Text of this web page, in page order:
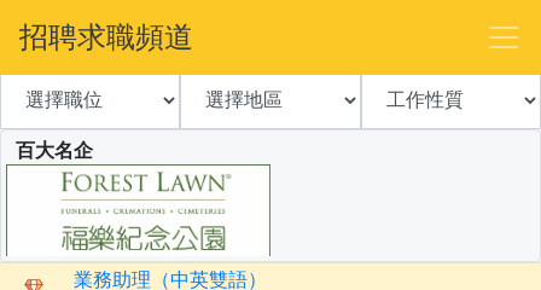
招聘求職頻道
百大名企
業務助理（中英雙語）